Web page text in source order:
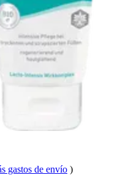
gastos de envío )